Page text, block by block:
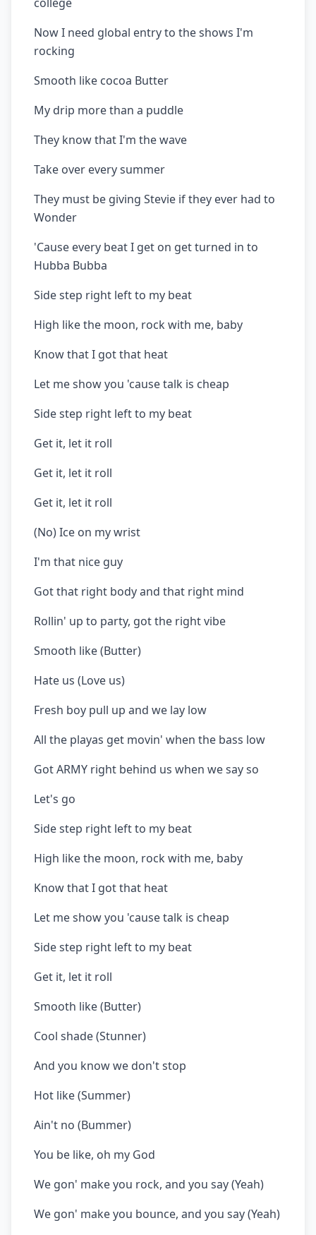
Now I need global entry to the shows I'm
rocking
Smooth like cocoa Butter
My drip more than a puddle
They know that I'm the wave
Take over every summer
They must be giving Stevie if they ever had to
Wonder
'Cause every beat I get on get turned in to
Hubba Bubba
Side step right left to my beat
High like the moon, rock with me, baby
Know that I got that heat
Let me show you 'cause talk is cheap
Side step right left to my beat
Get it, let it roll
Get it, let it roll
Get it, let it roll
(No) Ice on my wrist
I'm that nice guy
Got that right body and that right mind
Rollin' up to party, got the right vibe
Smooth like (Butter)
Hate us (Love us)
Fresh boy pull up and we lay low
All the playas get movin' when the bass low
Got ARMY right behind us when we say so
Let's go
Side step right left to my beat
High like the moon, rock with me, baby
Know that I got that heat
Let me show you 'cause talk is cheap
Side step right left to my beat
Get it, let it roll
Smooth like (Butter)
Cool shade (Stunner)
And you know we don't stop
Hot like (Summer)
Ain't no (Bummer)
You be like, oh my God
We gon' make you rock, and you say (Yeah)
We gon' make you bounce, and you say (Yeah)